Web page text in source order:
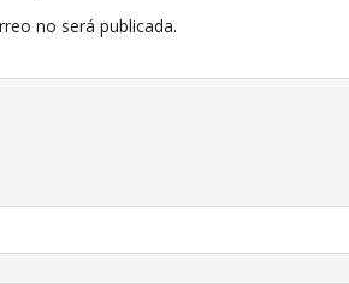
no será publicada.